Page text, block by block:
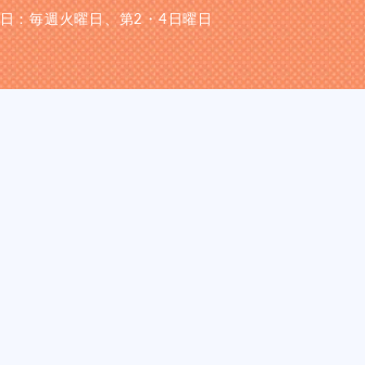
：毎週火曜日、第2・4日曜日